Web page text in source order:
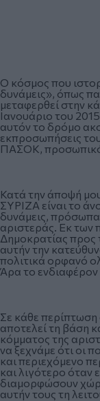
Ο κόσμος που
δυνάμεις», όπως
μεταφερθεί στην
Ιανουάριο του
αυτόν το δρόμο
εκπροσωπήσεις
ΠΑΣΟΚ,
Κατά την άποψή
ΣΥΡΙΖΑ είναι το
δυνάμεις,
αριστεράς. Εκ των
Δημοκρατίας προς
αυτήν την
πολιτικά ορφανό
Άρα το ενδιαφέρον
Σε κάθε περίπτωση
αποτελεί τη βάση
κόμματος της
να ξεχνάμε ότι οι
και περιεχόμενο
και λιγότερο όταν
διαμορφώσουν
αυτήν τους τη